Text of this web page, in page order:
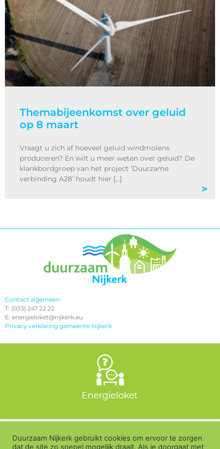
Themabijeenkomst over geluid
op 8 maart
Vraagt u zich af hoeveel geluid windmolens
produceren? En wilt u meer weten over geluid? De
klankbordgroep van het project ‘Duurzame
verbinding A28’ houdt hier […]
>
Contact algemeen
T: (033) 247 22 22
E: energieloket@nijkerk.eu
Privacy verklaring gemeente Nijkerk
Duurzaam Nijkerk gebruikt cookies om ervoor te zorgen
dat de site zo soepel mogelijk draait. Als je doorgaat met